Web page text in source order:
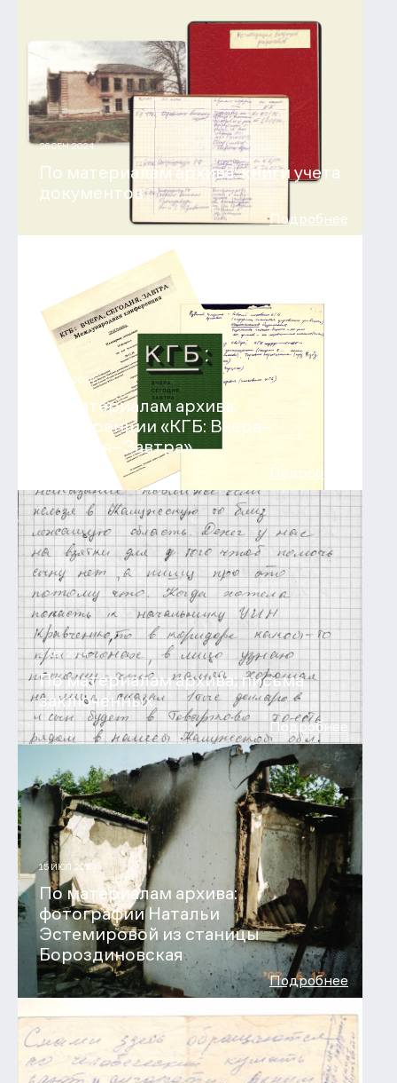
26 СЕН 2024
По материалам архива: книги учета
документов
Подробнее
22 АВГ 2024
По материалам архива:
конференции «КГБ: Вчера–
Сегодня–Завтра»
Подробнее
8 АВГ 2024
По материалам архива: письма
заключенных
Подробнее
15 ИЮЛ 2024
По материалам архива:
фотографии Натальи
Эстемировой из станицы
Бороздиновская
Подробнее